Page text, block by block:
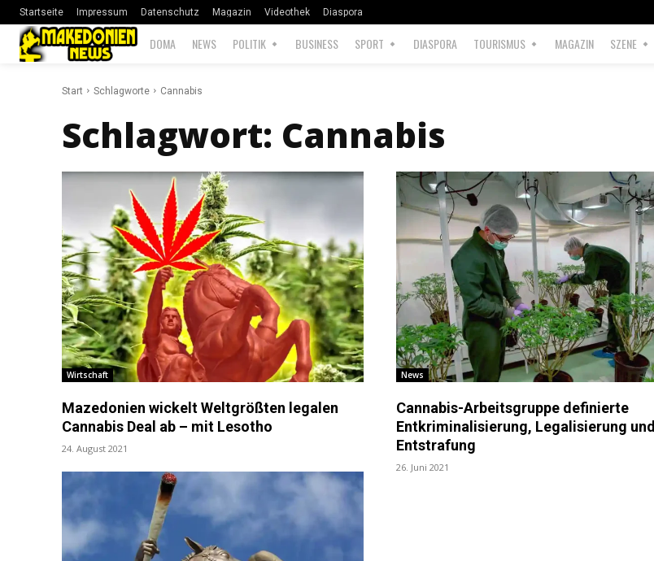
Startseite Impressum Datenschutz Magazin Videothek Diaspora
DOMA NEWS POLITIK BUSINESS SPORT DIASPORA TOURISMUS MAGAZIN SZENE
Start Schlagworte Cannabis
Schlagwort: Cannabis
Wirtschaft
Mazedonien wickelt Weltgrößten legalen
Cannabis Deal ab – mit Lesotho
24. August 2021
News
Cannabis-Arbeitsgruppe definierte
Entkriminalisierung, Legalisierung und
Entstrafung
26. Juni 2021